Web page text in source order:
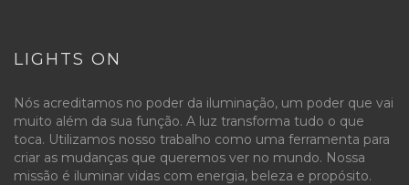
LIGHTS ON
Nós acreditamos no poder da iluminação, um poder que vai
muito além da sua função. A luz transforma tudo o que
toca. Utilizamos nosso trabalho como uma ferramenta para
criar as mudanças que queremos ver no mundo. Nossa
missão é iluminar vidas com energia, beleza e propósito.